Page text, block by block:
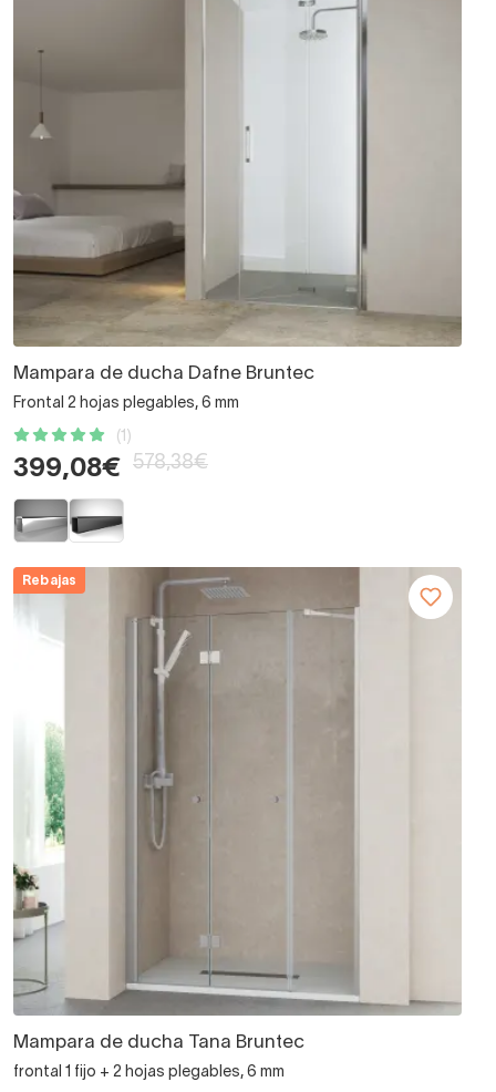
Mampara de ducha Dafne Bruntec
Frontal 2 hojas plegables, 6 mm
(1)
399,08€ 578,38€
Rebajas
Mampara de ducha Tana Bruntec
frontal 1 fijo + 2 hojas plegables, 6 mm